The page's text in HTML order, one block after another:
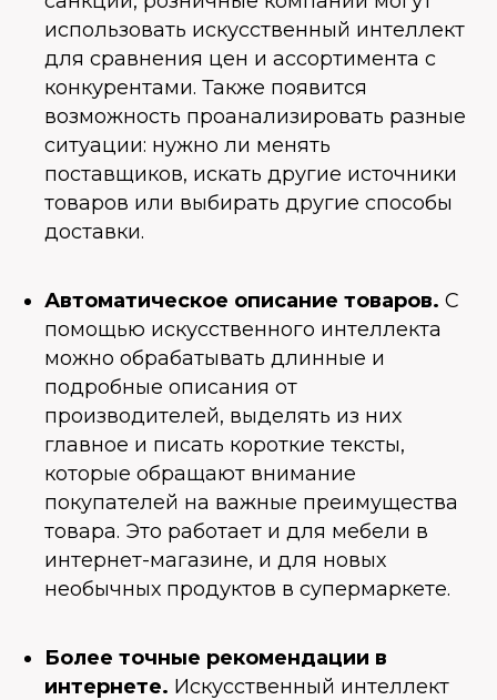
использовать искусственный интеллект
для сравнения цен и ассортимента с
конкурентами. Также появится
возможность проанализировать разные
ситуации: нужно ли менять
поставщиков, искать другие источники
товаров или выбирать другие способы
доставки.
Автоматическое описание товаров. С
помощью искусственного интеллекта
можно обрабатывать длинные и
подробные описания от
производителей, выделять из них
главное и писать короткие тексты,
которые обращают внимание
покупателей на важные преимущества
товара. Это работает и для мебели в
интернет-магазине, и для новых
необычных продуктов в супермаркете.
Более точные рекомендации в
интернете. Искусственный интеллект